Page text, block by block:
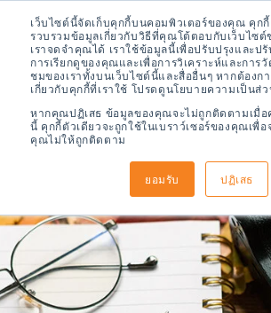
เว็บไซต์นี้จัดเก็บคุกกี้บนคอมพิวเตอร์ของคุณ คุกกี้
รวบรวมข้อมูลเกี่ยวกับวิธีที่คุณโต้ตอบกับเว็บไซต์
เราจดจำคุณได้ เราใช้ข้อมูลนี้เพื่อปรับปรุงและป
การเรียกดูของคุณและเพื่อการวิเคราะห์และการวั
ชมของเราทั้งบนเว็บไซต์นี้และสื่ออื่นๆ หากต้องก
เกี่ยวกับคุกกี้ที่เราใช้ โปรดดูนโยบายความเป็นส่ว
หากคุณปฏิเสธ ข้อมูลของคุณจะไม่ถูกติดตามเมื่
นี้ คุกกี้ตัวเดียวจะถูกใช้ในเบราว์เซอร์ของคุณเพื่
คุณไม่ให้ถูกติดตาม
ยอมรับ ปฏิเสธ